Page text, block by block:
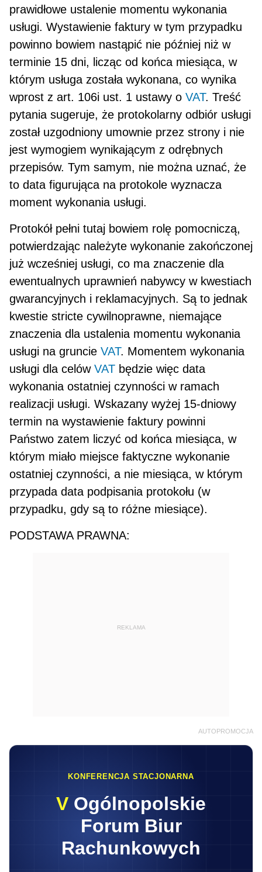
prawidłowe ustalenie momentu wykonania
usługi. Wysta­wienie faktury w tym przypadku
powinno bowiem nastąpić nie później niż w
terminie 15 dni, licząc od koń­ca miesiąca, w
którym usługa została wykonana, co wynika
wprost z art. 106i ust. 1 ustawy oVAT. Treść
pytania sugeruje, że protokolarny odbiór usługi
został uzgodniony umownie przez strony i nie
jest wymo­giem wynikającym z odrębnych
przepisów. Tym samym, nie można uznać, że
to data figurująca na pro­tokole wyznacza
moment wykonania usługi.
Protokół pełni tutaj bowiem rolę pomocniczą,
potwierdzając należyte wykonanie zakończonej
już wcześniej usługi, co ma znaczenie dla
ewentualnych uprawnień na­bywcy w kwestiach
gwarancyjnych i reklamacyjnych. Są to jednak
kwestie stricte cywilnoprawne, niemające
znaczenia dla ustalenia momentu wykonania
usługi na gruncieVAT. Momentem wykonania
usługi dla celówVAT będzie więc data
wykonania ostatniej czynności w ramach
realizacji usługi. Wskazany wy­żej 15-dniowy
termin na wystawienie faktury powinni
Państwo zatem liczyć od końca miesiąca, w
którym miało miejsce faktyczne wykonanie
ostatniej czynności, a nie miesiąca, w którym
przypada data podpisa­nia protokołu (w
przypadku, gdy są to różne miesiące).
PODSTAWA PRAWNA:
REKLAMA
AUTOPROMOCJA
KONFERENCJA STACJONARNA
V Ogólnopolskie
Forum Biur
Rachunkowych